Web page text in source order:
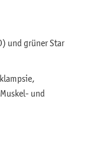
und grüner Star
und